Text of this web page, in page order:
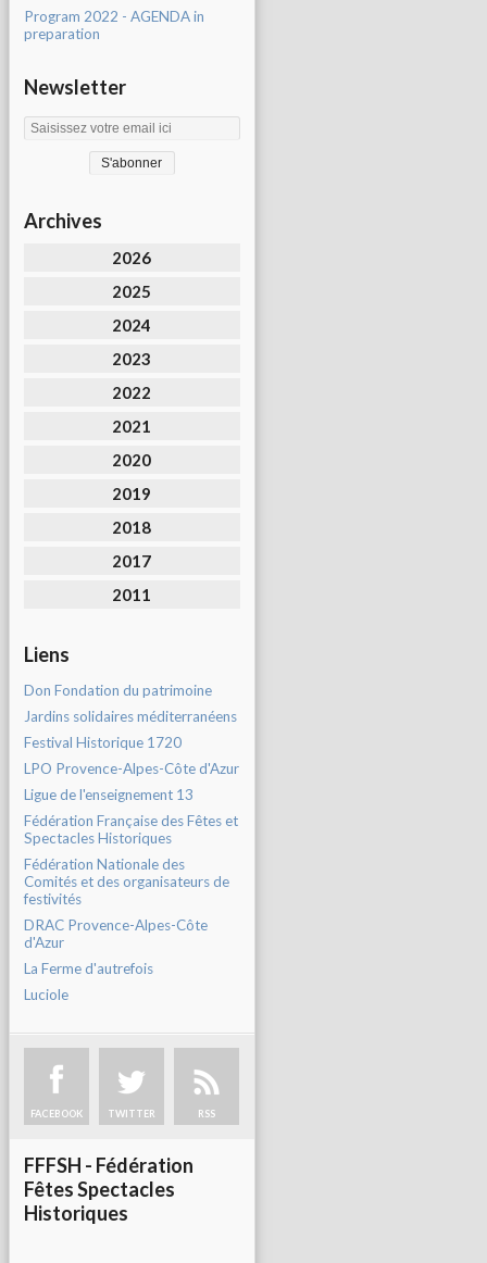
Program 2022 - AGENDA in
preparation
Newsletter
Archives
2026
2025
2024
2023
2022
2021
2020
2019
2018
2017
2011
Liens
Don Fondation du patrimoine
Jardins solidaires méditerranéens
Festival Historique 1720
LPO Provence-Alpes-Côte d'Azur
Ligue de l'enseignement 13
Fédération Française des Fêtes et
Spectacles Historiques
Fédération Nationale des
Comités et des organisateurs de
festivités
DRAC Provence-Alpes-Côte
d'Azur
La Ferme d'autrefois
Luciole
FACEBOOK TWITTER RSS
FFFSH - Fédération
Fêtes Spectacles
Historiques